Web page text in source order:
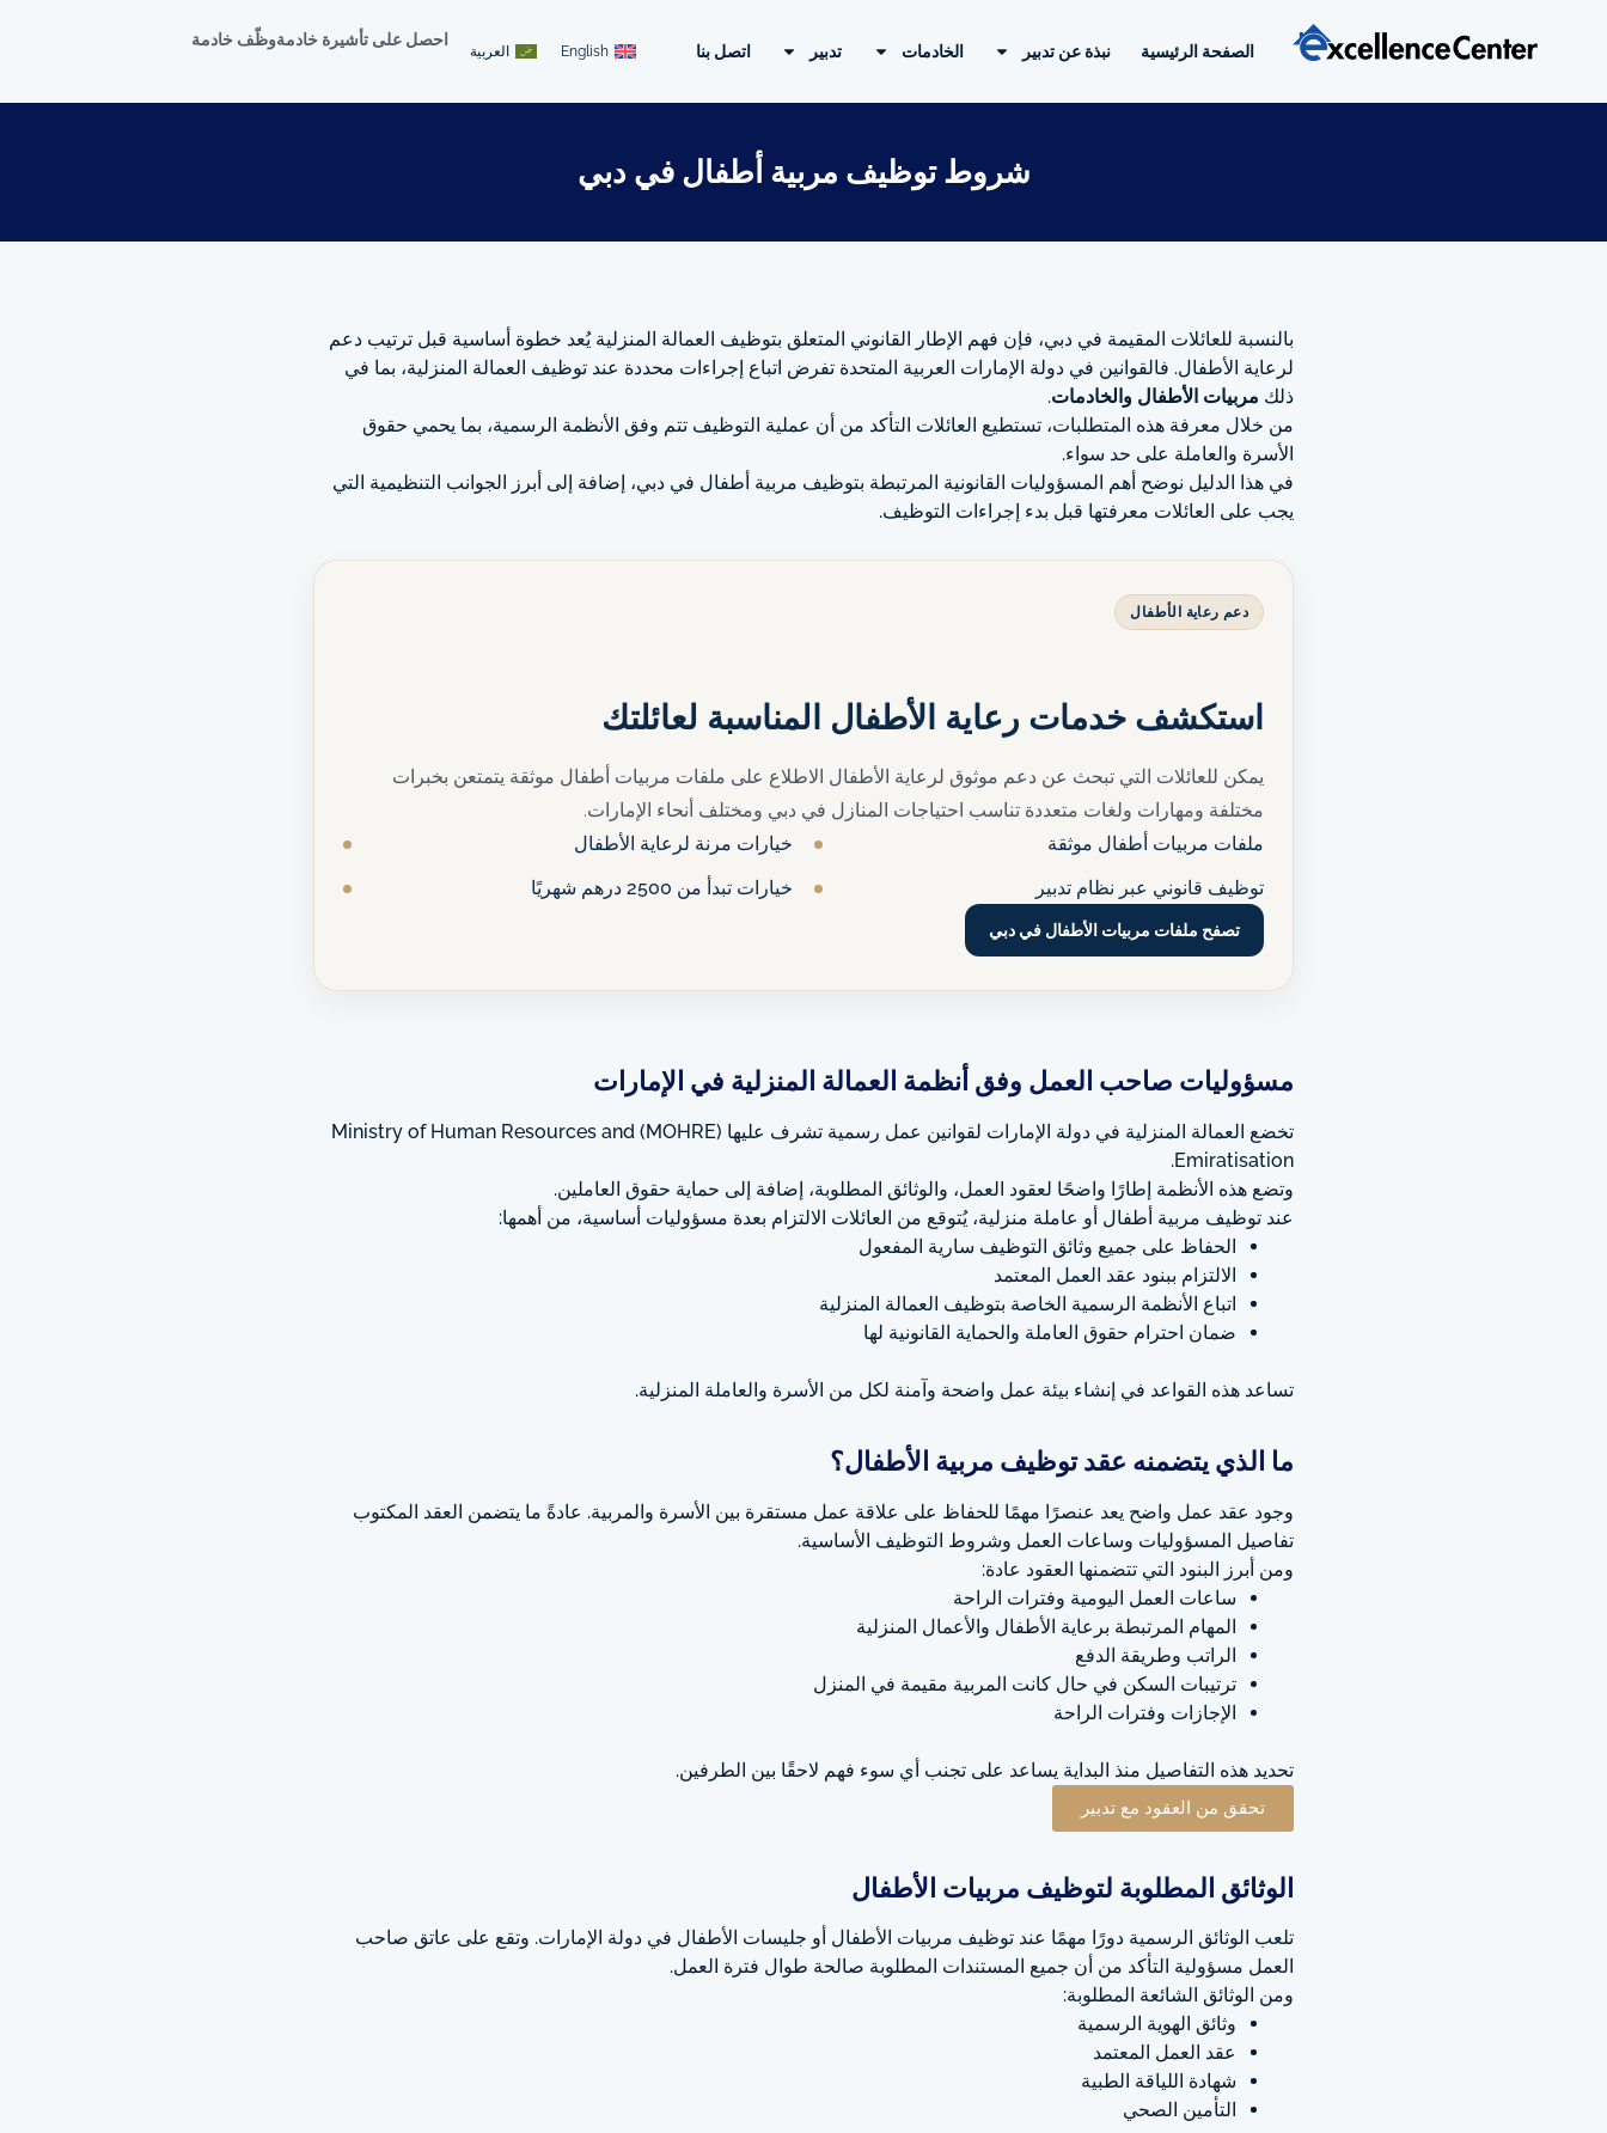
الصفحة الرئيسية نبذة عن تدبير الخادمات تدبير اتصل بنا English العربية
احصل على تأشيرة خادمةوظّف خادمة
شروط توظيف مربية أطفال في دبي
بالنسبة للعائلات المقيمة في دبي، فإن فهم الإطار القانوني المتعلق بتوظيف العمالة المنزلية يُعد خطوة أساسية قبل ترتيب دعم
لرعاية الأطفال. فالقوانين في دولة الإمارات العربية المتحدة تفرض اتباع إجراءات محددة عند توظيف العمالة المنزلية، بما في
ذلك مربيات الأطفال والخادمات.
من خلال معرفة هذه المتطلبات، تستطيع العائلات التأكد من أن عملية التوظيف تتم وفق الأنظمة الرسمية، بما يحمي حقوق
الأسرة والعاملة على حد سواء.
في هذا الدليل نوضح أهم المسؤوليات القانونية المرتبطة بتوظيف مربية أطفال في دبي، إضافة إلى أبرز الجوانب التنظيمية التي
يجب على العائلات معرفتها قبل بدء إجراءات التوظيف.
دعم رعاية الأطفال
استكشف خدمات رعاية الأطفال المناسبة لعائلتك
يمكن للعائلات التي تبحث عن دعم موثوق لرعاية الأطفال الاطلاع على ملفات مربيات أطفال موثقة يتمتعن بخبرات
مختلفة ومهارات ولغات متعددة تناسب احتياجات المنازل في دبي ومختلف أنحاء الإمارات.
ملفات مربيات أطفال موثقة
خيارات مرنة لرعاية الأطفال
توظيف قانوني عبر نظام تدبير
خيارات تبدأ من 2500 درهم شهريًا
تصفح ملفات مربيات الأطفال في دبي
مسؤوليات صاحب العمل وفق أنظمة العمالة المنزلية في الإمارات
تخضع العمالة المنزلية في دولة الإمارات لقوانين عمل رسمية تشرف عليها (MOHRE)
Ministry of Human Resources and
Emiratisation
.
وتضع هذه الأنظمة إطارًا واضحًا لعقود العمل، والوثائق المطلوبة، إضافة إلى حماية حقوق العاملين.
عند توظيف مربية أطفال أو عاملة منزلية، يُتوقع من العائلات الالتزام بعدة مسؤوليات أساسية، من أهمها:
الحفاظ على جميع وثائق التوظيف سارية المفعول
الالتزام ببنود عقد العمل المعتمد
اتباع الأنظمة الرسمية الخاصة بتوظيف العمالة المنزلية
ضمان احترام حقوق العاملة والحماية القانونية لها
تساعد هذه القواعد في إنشاء بيئة عمل واضحة وآمنة لكل من الأسرة والعاملة المنزلية.
ما الذي يتضمنه عقد توظيف مربية الأطفال؟
وجود عقد عمل واضح يعد عنصرًا مهمًا للحفاظ على علاقة عمل مستقرة بين الأسرة والمربية. عادةً ما يتضمن العقد المكتوب
تفاصيل المسؤوليات وساعات العمل وشروط التوظيف الأساسية.
ومن أبرز البنود التي تتضمنها العقود عادة:
ساعات العمل اليومية وفترات الراحة
المهام المرتبطة برعاية الأطفال والأعمال المنزلية
الراتب وطريقة الدفع
ترتيبات السكن في حال كانت المربية مقيمة في المنزل
الإجازات وفترات الراحة
تحديد هذه التفاصيل منذ البداية يساعد على تجنب أي سوء فهم لاحقًا بين الطرفين.
تحقق من العقود مع تدبير
الوثائق المطلوبة لتوظيف مربيات الأطفال
تلعب الوثائق الرسمية دورًا مهمًا عند توظيف مربيات الأطفال أو جليسات الأطفال في دولة الإمارات. وتقع على عاتق صاحب
العمل مسؤولية التأكد من أن جميع المستندات المطلوبة صالحة طوال فترة العمل.
ومن الوثائق الشائعة المطلوبة:
وثائق الهوية الرسمية
عقد العمل المعتمد
شهادة اللياقة الطبية
التأمين الصحي